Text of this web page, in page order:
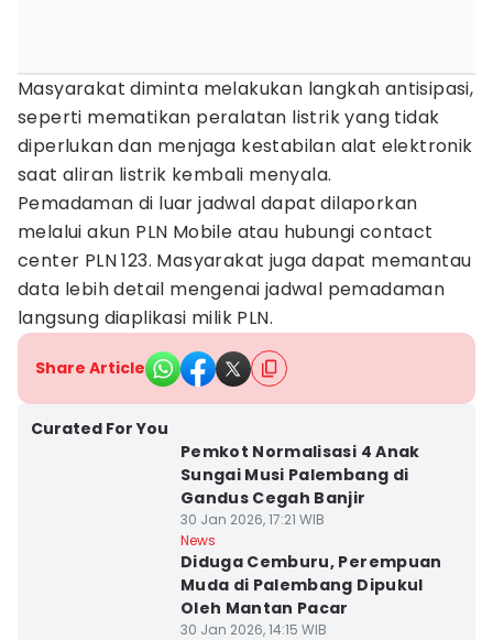
Masyarakat diminta melakukan langkah antisipasi,
seperti mematikan peralatan listrik yang tidak
diperlukan dan menjaga kestabilan alat elektronik
saat aliran listrik kembali menyala.
Pemadaman di luar jadwal dapat dilaporkan
melalui akun PLN Mobile atau hubungi contact
center PLN 123. Masyarakat juga dapat memantau
data lebih detail mengenai jadwal pemadaman
langsung diaplikasi milik PLN.
Share Article
Curated For You
Pemkot Normalisasi 4 Anak
Sungai Musi Palembang di
Gandus Cegah Banjir
30 Jan 2026, 17:21 WIB
News
Diduga Cemburu, Perempuan
Muda di Palembang Dipukul
Oleh Mantan Pacar
30 Jan 2026, 14:15 WIB